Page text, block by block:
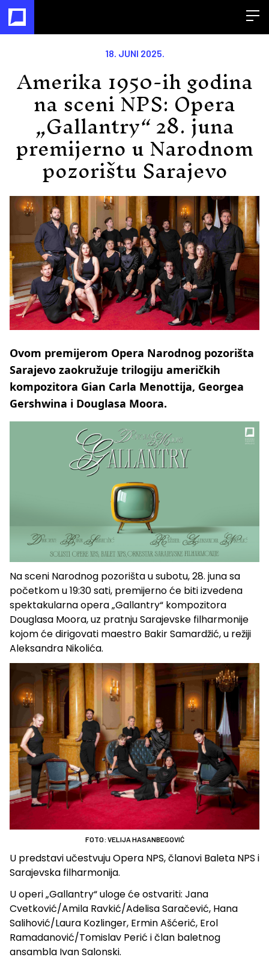
18. JUNI 2025.
Amerika 1950-ih godina
na sceni NPS: Opera
„Gallantry“ 28. juna
premijerno u Narodnom
pozorištu Sarajevo
Ovom premijerom Opera Narodnog pozorišta
Sarajevo zaokružuje trilogiju američkih
kompozitora Gian Carla Menottija, Georgea
Gershwina i Douglasa Moora.
Na sceni Narodnog pozorišta u subotu, 28. juna sa
početkom u 19:30 sati, premijerno će biti izvedena
spektakularna opera „Gallantry“ kompozitora
Douglasa Moora, uz pratnju Sarajevske filharmonije
kojom će dirigovati maestro Bakir Samardžić, u režiji
Aleksandra Nikolića.
FOTO: VELIJA HASANBEGOVIĆ
U predstavi učestvuju Opera NPS, članovi Baleta NPS i
Sarajevska filharmonija.
U operi „Gallantry“ uloge će ostvariti: Jana
Cvetković/Amila Ravkić/Adelisa Saračević, Hana
Salihović/Laura Kozlinger, Ermin Ašćerić, Erol
Ramadanović/Tomislav Perić i član baletnog
ansambla Ivan Salonski.